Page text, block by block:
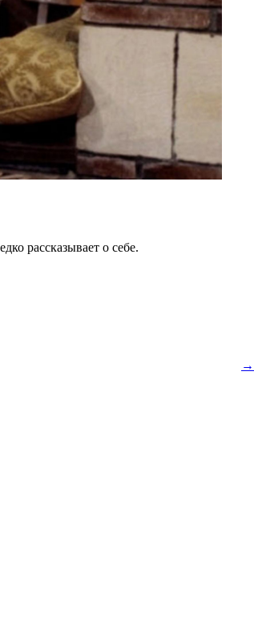
рассказывает о себе.
→